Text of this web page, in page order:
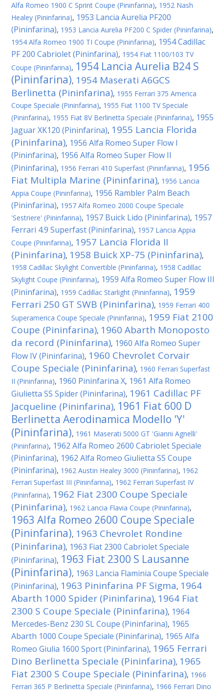
Alfa Romeo 1900 C Sprint Coupe (Pininfarina), 1952 Nash
Healey (Pininfarina), 1953 Lancia Aurelia PF200
(Pininfarina), 1953 Lancia Aurelia PF200 C Spider (Pininfarina),
1954 Alfa Romeo 1900 TI Coupe (Pininfarina), 1954 Cadillac
PF 200 Cabriolet (Pininfarina), 1954 Fiat 1100/103 TV
Coupe (Pininfarina), 1954 Lancia Aurelia B24 S
(Pininfarina), 1954 Maserati A6GCS
Berlinetta (Pininfarina), 1955 Ferrari 375 America
Coupe Speciale (Pininfarina), 1955 Fiat 1100 TV Speciale
(Pininfarina), 1955 Fiat 8V Berlinetta Speciale (Pininfarina), 1955
Jaguar XK120 (Pininfarina), 1955 Lancia Florida
(Pininfarina), 1956 Alfa Romeo Super Flow I
(Pininfarina), 1956 Alfa Romeo Super Flow II
(Pininfarina), 1956 Ferrari 410 Superfast (Pininfarina), 1956
Fiat Multipla Marine (Pininfarina), 1956 Lancia
Appia Coupe (Pininfarina), 1956 Rambler Palm Beach
(Pininfarina), 1957 Alfa Romeo 2000 Coupe Speciale
'Sestriere' (Pininfarina), 1957 Buick Lido (Pininfarina), 1957
Ferrari 4.9 Superfast (Pininfarina), 1957 Lancia Appia
Coupe (Pininfarina), 1957 Lancia Florida II
(Pininfarina), 1958 Buick XP-75 (Pininfarina),
1958 Cadillac Skylight Convertible (Pininfarina), 1958 Cadillac
Skylight Coupe (Pininfarina), 1959 Alfa Romeo Super Flow III
(Pininfarina), 1959 Cadillac Starlight (Pininfarina), 1959
Ferrari 250 GT SWB (Pininfarina), 1959 Ferrari 400
Superamerica Coupe Speciale (Pininfarina), 1959 Fiat 2100
Coupe (Pininfarina), 1960 Abarth Monoposto
da record (Pininfarina), 1960 Alfa Romeo Super
Flow IV (Pininfarina), 1960 Chevrolet Corvair
Coupe Speciale (Pininfarina), 1960 Ferrari Superfast
II (Pininfarina), 1960 Pininfarina X, 1961 Alfa Romeo
Giulietta SS Spider (Pininfarina), 1961 Cadillac PF
Jacqueline (Pininfarina), 1961 Fiat 600 D
Berlinetta Aerodinamica Modello 'Y'
(Pininfarina), 1961 Maserati 5000 GT 'Gianni Agnelli'
(Pininfarina), 1962 Alfa Romeo 2600 Cabriolet Speciale
(Pininfarina), 1962 Alfa Romeo Giulietta SS Coupe
(Pininfarina), 1962 Austin Healey 3000 (Pininfarina), 1962
Ferrari Superfast III (Pininfarina), 1962 Ferrari Superfast IV
(Pininfarina), 1962 Fiat 2300 Coupe Speciale
(Pininfarina), 1962 Lancia Flavia Coupe (Pininfarina),
1963 Alfa Romeo 2600 Coupe Speciale
(Pininfarina), 1963 Chevrolet Rondine
(Pininfarina), 1963 Fiat 2300 Cabriolet Speciale
(Pininfarina), 1963 Fiat 2300 S Lausanne
(Pininfarina), 1963 Lancia Flaminia Coupe Speciale
(Pininfarina), 1963 Pininfarina PF Sigma, 1964
Abarth 1000 Spider (Pininfarina), 1964 Fiat
2300 S Coupe Speciale (Pininfarina), 1964
Mercedes-Benz 230 SL Coupe (Pininfarina), 1965
Abarth 1000 Coupe Speciale (Pininfarina), 1965 Alfa
Romeo Giulia 1600 Sport (Pininfarina), 1965 Ferrari
Dino Berlinetta Speciale (Pininfarina), 1965
Fiat 2300 S Coupe Speciale (Pininfarina), 1966
Ferrari 365 P Berlinetta Speciale (Pininfarina), 1966 Ferrari Dino